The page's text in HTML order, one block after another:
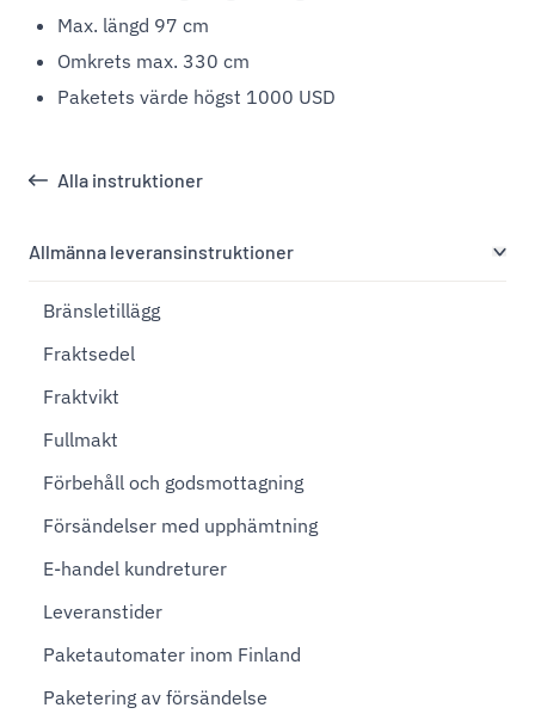
Alla instruktioner
Allmänna leveransinstruktioner
Bränsletillägg
Fraktsedel
Fraktvikt
Fullmakt
Förbehåll och godsmottagning
Försändelser med upphämtning
E-handel kundreturer
Leveranstider
Paketautomater inom Finland
Paketering av försändelse
Max. längd 97 cm
Omkrets max. 330 cm
Paketets värde högst 1000 USD